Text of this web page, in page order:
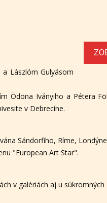
Lászlóm Gulyásom
Ödöna Iványiho a Pétera
v Debrecíne.
Sándorfiho, Ríme,
"European Art Star".
v galériách aj u súkromných